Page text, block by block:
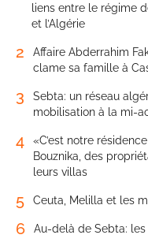
liens entre le régime
et l’Algérie
2
Affaire Abderrahim
clame sa famille à
3
Sebta: un réseau
mobilisation à la mi-
4
«C’est notre
Bouznika, des
leurs villas
5 Ceuta, Melilla et les
6 Au-delà de Sebta: les